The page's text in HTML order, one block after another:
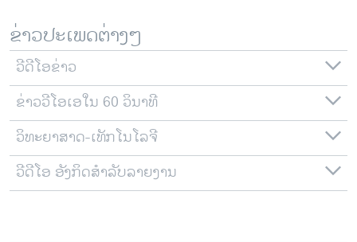
ສຽງ
ລາຍການກະຈາຍສຽງ
ລາຍງານ
ຕິດຕາມພວກເຮົາ ທີ່
ພາສາຕ່າງໆ
ຂ່າວປະເພດຕ່າງໆ
ວີດີໂອຂ່າວ
ຂ່າວວີໂອເອໃນ 60 ວິນາທີ
ວິທະຍາສາດ-ເທັກໂນໂລຈີ
ວີດີໂອ ອັງກິດສຳລັບລາຍງານ